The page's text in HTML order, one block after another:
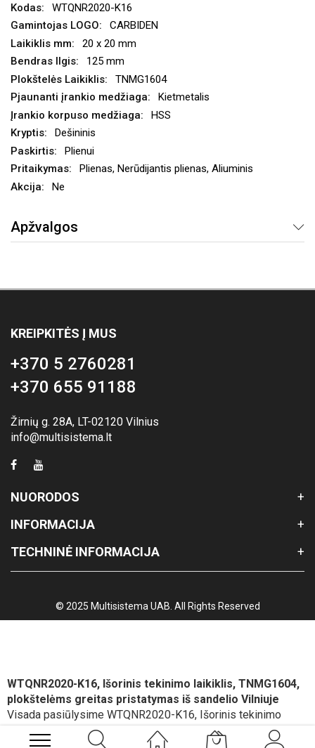
WTQNR2020-K16
CARBIDEN
20 x 20 mm
125 mm
TNMG1604
Kietmetalis
HSS
Dešininis
Plienui
Plienas, Nerūdijantis plienas, Aliuminis
Ne
Apžvalgos
KREIPKITĖS Į MUS
+370 5 2760281
+370 655 91188
Žirnių g. 28A, LT-02120 Vilnius
info@multisistema.lt
NUORODOS
INFORMACIJA
TECHNINĖ INFORMACIJA
© 2025 Multisistema UAB. All Rights Reserved
WTQNR2020-K16, Išorinis tekinimo laikiklis, TNMG1604,
plokštelėms greitas pristatymas iš sandelio Vilniuje
Visada pasiūlysime WTQNR2020-K16, Išorinis tekinimo
laikiklis, TNMG1604, plokštelėms geriausią kainą, pristatymo
ir atsiskaitymo sąlygas.